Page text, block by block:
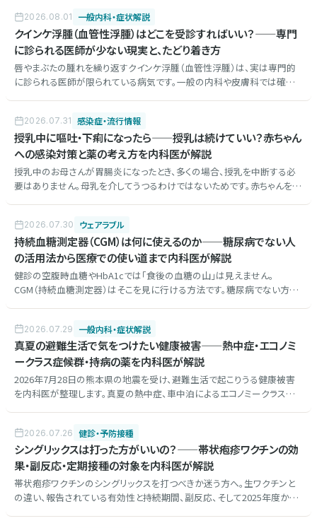
が解説します。
2026.08.01 一般内科・症状解説
クインケ浮腫（血管性浮腫）はどこを受診すればいい？——専門
に診られる医師が少ない現実と、たどり着き方
唇やまぶたの腫れを繰り返すクインケ浮腫（血管性浮腫）は、実は専門的
に診られる医師が限られている病気です。一般の内科や皮膚科では確定
説します。
2026.07.31 感染症・流行情報
授乳中に嘔吐・下痢になったら——授乳は続けていい？赤ちゃん
への感染対策と薬の考え方を内科医が解説
授乳中のお母さんが胃腸炎になったとき、多くの場合、授乳を中断する必
要はありません。母乳を介してうつるわけではないためです。赤ちゃんを守
2026.07.30 ウェアラブル
持続血糖測定器（CGM）は何に使えるのか——糖尿病でない人
の活用法から医療での使い道まで内科医が解説
健診の空腹時血糖やHbA1cでは「食後の血糖の山」は見えません。
CGM（持続血糖測定器）はそこを見に行ける方法です。糖尿病でない方の
します。
2026.07.29 一般内科・症状解説
真夏の避難生活で気をつけたい健康被害——熱中症・エコノミ
ークラス症候群・持病の薬を内科医が解説
2026年7月28日の熊本県の地震を受け、避難生活で起こりうる健康被害
を内科医が整理します。真夏の熱中症、車中泊によるエコノミークラス症
2026.07.26 健診・予防接種
シングリックスは打った方がいいの？——帯状疱疹ワクチンの効
果・副反応・定期接種の対象を内科医が解説
帯状疱疹ワクチンのシングリックスを打つべきか迷う方へ。生ワクチンと
の違い、報告されている有効性と持続期間、副反応、そして2025年度から